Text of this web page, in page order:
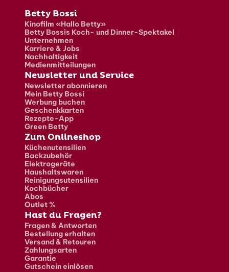
Fusszeile
Betty Bossi
Kinofilm «Hallo Betty»
Betty Bossis Koch- und Dinner-Spektakel
Unternehmen
Karriere & Jobs
Nachhaltigkeit
Medienmitteilungen
Newsletter und Service
Newsletter abonnieren
Mein Betty Bossi
Werbung buchen
Geschenkkarten
Rezepte-App
Green Betty
Zum Onlineshop
Küchenutensilien
Backzubehör
Elektrogeräte
Haushaltswaren
Reinigungsutensilien
Kochbücher
Abos
Outlet %
Hast du Fragen?
Fragen & Antworten
Bestellung erhalten
Versand & Retouren
Zahlungsarten
Garantie
Gutschein einlösen